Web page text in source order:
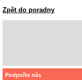
Zpět do poradny
Podpořte nás